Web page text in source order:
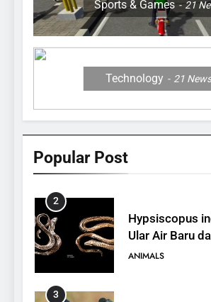
Sports & Games 21
Technology 21 News
Popular Post
27
12 Fakta
Jerapah
ANIMALS
1
Antelope, Si
2
Hypsiscopus
Ular Air Baru
Towuti
ANIMALS
3